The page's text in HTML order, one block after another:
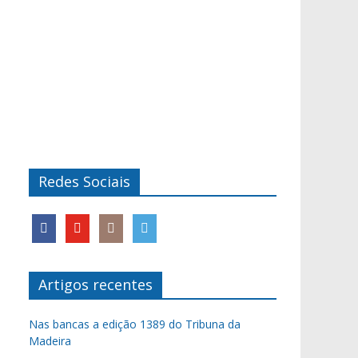
Redes Sociais
Artigos recentes
Nas bancas a edição 1389 do Tribuna da
Madeira